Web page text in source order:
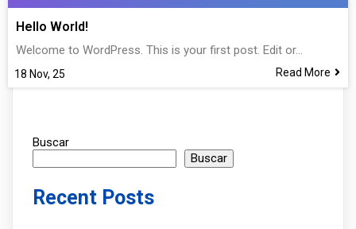
Hello World!
18 Nov, 25
Welcome to WordPress. This is your first post. Edit or…
Read More
Buscar
Buscar
Recent Posts